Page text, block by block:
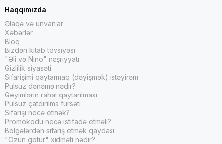
Haqqımızda
Əlaqə və ünvanlar
Xəbərlər
Bloq
Bizdən kitab tövsiyəsi
"Əli və Nino" nəşriyyatı
Gizlilik siyasəti
Sifarişimi qaytarmaq (dəyişmək) istəyirəm
Pulsuz dənəmə nədir?
Geyimlərin rahat qaytarılması
Pulsuz çatdırılma fürsəti
Sifarişi necə etmək?
Promokodu necə istifadə etməli?
Bölgələrdən sifariş etmək qaydası
"Özün götür" xidməti nədir?